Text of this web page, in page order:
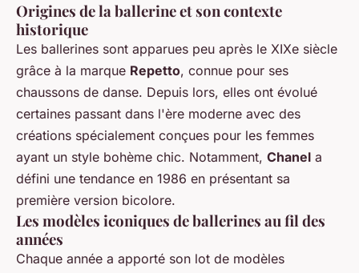
Origines de la ballerine et son contexte
historique
Les ballerines sont apparues peu après le XIXe siècle
grâce à la marque Repetto, connue pour ses
chaussons de danse. Depuis lors, elles ont évolué
certaines passant dans l'ère moderne avec des
créations spécialement conçues pour les femmes
ayant un style bohème chic. Notamment, Chanel a
défini une tendance en 1986 en présentant sa
première version bicolore.
Les modèles iconiques de ballerines au fil des
années
Chaque année a apporté son lot de modèles